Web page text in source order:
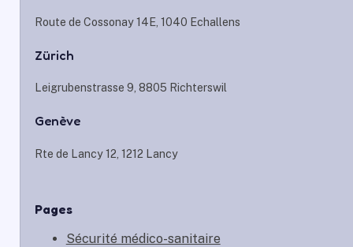
Route de Cossonay 14E, 1040 Echallens
Zürich
Leigrubenstrasse 9, 8805 Richterswil
Genève
Rte de Lancy 12, 1212 Lancy
Pages
Sécurité médico-sanitaire